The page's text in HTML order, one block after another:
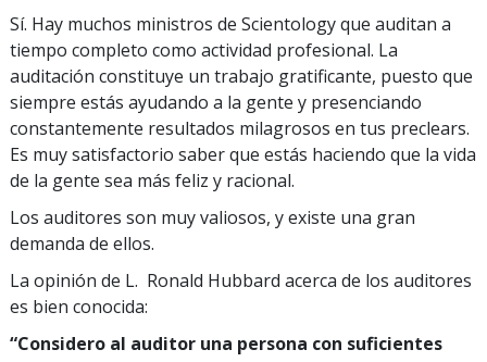
Sí. Hay muchos ministros de Scientology que auditan a
tiempo completo como actividad profesional. La
auditación constituye un trabajo gratificante, puesto que
siempre estás ayudando a la gente y presenciando
constantemente resultados milagrosos en tus preclears.
Es muy satisfactorio saber que estás haciendo que la vida
de la gente sea más feliz y racional.
Los auditores son muy valiosos, y existe una gran
demanda de ellos.
La opinión de L. Ronald Hubbard acerca de los auditores
es bien conocida:
“Considero al auditor una persona con suficientes